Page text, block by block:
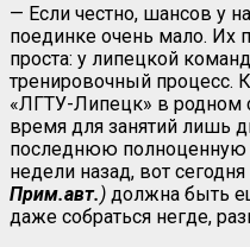
— Если честно, шансов у
поединке очень мало. Их
проста: у липецкой
тренировочный процесс.
«ЛГТУ-Липецк» в родном
время для занятий лишь
последнюю полноценную
недели назад, вот сегодня
Прим.авт.) должна быть
даже собраться негде,